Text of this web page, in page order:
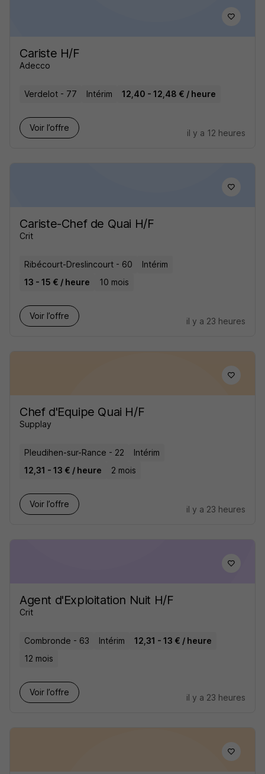
Cariste H/F
Adecco
Verdelot - 77 Intérim 12,40 - 12,48 € / heure
Voir l’offre
il y a 12 heures
Cariste-Chef de Quai H/F
Crit
Ribécourt-Dreslincourt - 60
Intérim
13 - 15 € / heure
10 mois
Voir l’offre
il y a 23 heures
Chef d'Equipe Quai H/F
Supplay
Pleudihen-sur-Rance - 22
Intérim
12,31 - 13 € / heure
2 mois
Voir l’offre
il y a 23 heures
Agent d'Exploitation Nuit H/F
Crit
Combronde - 63 Intérim
12,31 - 13 € / heure
12 mois
Voir l’offre
il y a 23 heures